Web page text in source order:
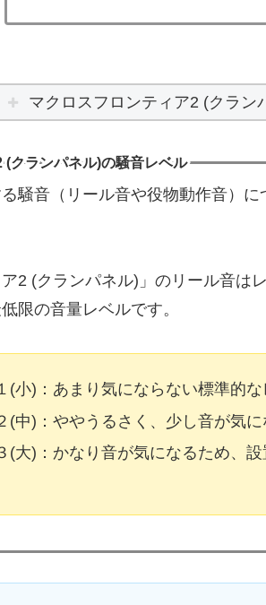
マクロスフロンティア2 (クラン
(クランパネル)の騒音レベル
騒音（リール音や役物動作音）
ア2 (クランパネル)」のリール音は
限の音量レベルです。
(小)：あまり気にならない標準的な
(中)：ややうるさく、少し音が気
(大)：かなり音が気になるため、